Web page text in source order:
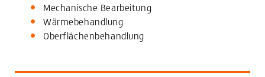
Mechanische Bearbeitung
Wärmebehandlung
Oberflächenbehandlung